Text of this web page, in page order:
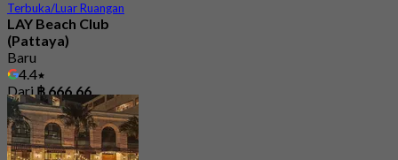
Terbuka/Luar Ruangan
LAY Beach Club
(Pattaya)
Baru
4.4
Dari฿ 666.66